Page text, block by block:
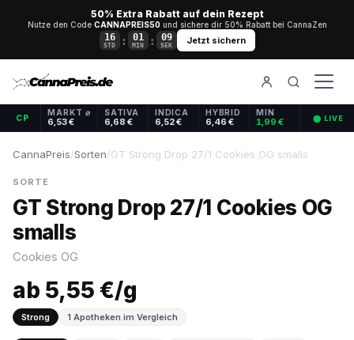
50% Extra Rabatt auf dein Rezept
Nutze den Code CANNAPREIS50und sichere dir 50% Rabatt bei CannaZen
16
STD : 01
MIN : 08
SEK Jetzt sichern
CP
MARKT ⌀
6,53 €
SATIVA
6,68 €
INDICA
6,52 €
HYBRID
6,46 €
MIN
1,99 € ⬤ LIVE
CannaPreis/Sorten/GT Strong Drop 27/1 Cookies OG smalls
SORTE
GT Strong Drop 27/1 Cookies OG
smalls
Cookies OG
ab 5,55 €/g
Strong 1 Apotheken im Vergleich